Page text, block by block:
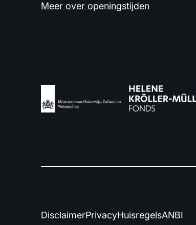
Meer over openingstijden
DisclaimerPrivacyHuisregelsANBI